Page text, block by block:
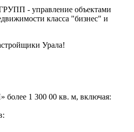
- управление объектами
класса "бизнес" и
Урала!
1 300 00 кв. м, включая: